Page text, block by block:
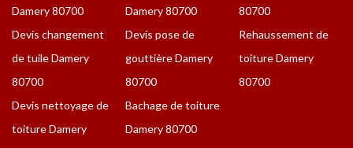
Damery 80700
Devis changement
de tuile Damery
80700
Devis nettoyage de
toiture Damery
Damery 80700
Devis pose de
gouttière Damery
80700
Bachage de toiture
Damery 80700
80700
Rehaussement de
toiture Damery
80700